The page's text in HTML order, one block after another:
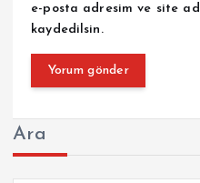
e-posta adresim ve site
kaydedilsin.
Ara